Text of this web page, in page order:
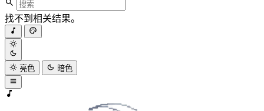
找不到相关结果。
亮色 暗色